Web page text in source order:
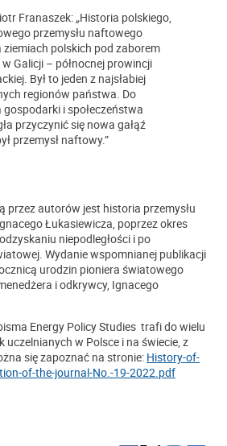
Franaszek: „Historia polskiego,
przemysłu naftowego
ziemiach polskich pod zaborem
Galicji – północnej prowincji
Był to jeden z najsłabiej
regionów państwa. Do
i społeczeństwa
przyczynić się nowa gałąź
przemysł naftowy.”
przez autorów jest historia przemysłu
Łukasiewicza, poprzez okres
niepodległości i po
Wydanie wspomnianej publikacji
urodzin pioniera światowego
i odkrywcy, Ignacego
Energy Policy Studies trafi do wielu
w Polsce i na świecie, z
się zapoznać na stronie: History-of-
of-the-journal-No.-19-2022.pdf